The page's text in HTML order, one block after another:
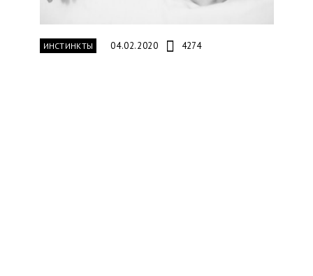
ИНСТИНКТЫ 04.02.2020 4274